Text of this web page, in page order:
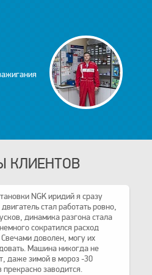
КЛИЕНТОВ
NGK иридий я сразу
стал работать ровно,
динамика разгона стала
сократился расход
доволен, могу их
Машина никогда не
даже зимой в мороз -30
прекрасно заводится.